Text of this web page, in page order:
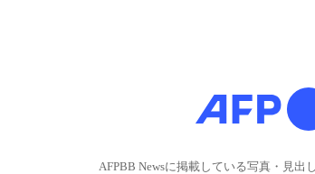
AFPBB Newsに掲載している写真・見出